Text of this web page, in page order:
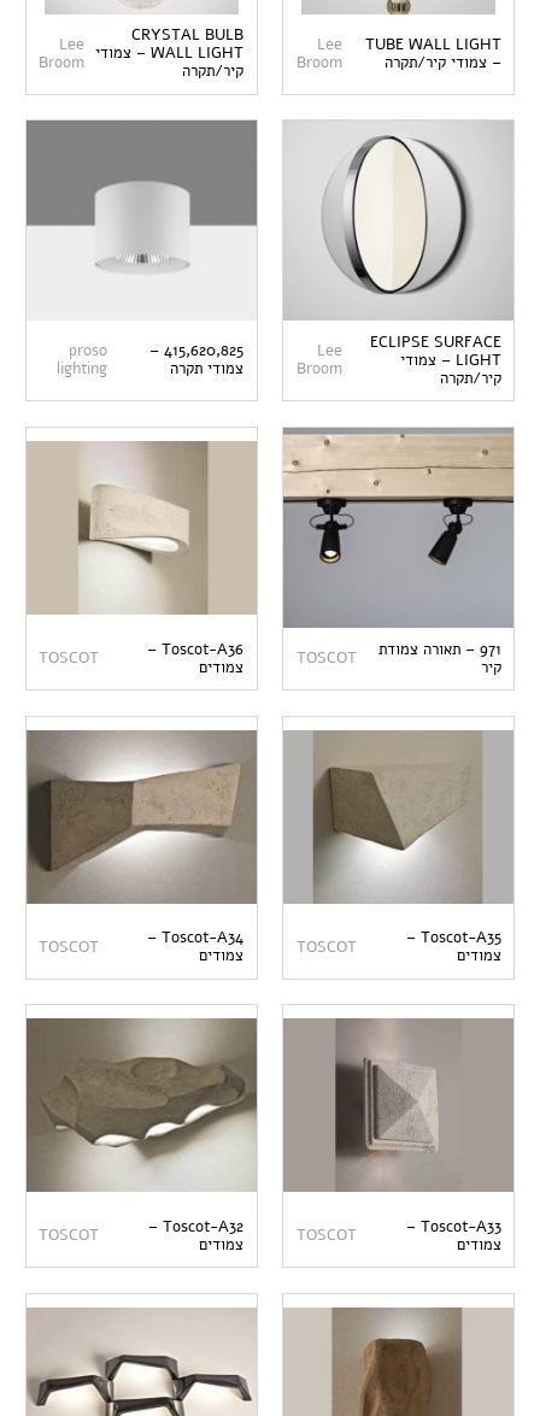
TUBE WALL LIGHT
– צמודי קיר/תקרה
Lee
Broom
CRYSTAL BULB
WALL LIGHT – צמודי
קיר/תקרה
Lee
Broom
ECLIPSE SURFACE
LIGHT – צמודי
קיר/תקרה
Lee
Broom
415,620,825 –
צמודי תקרה
proso
lighting
971 – תאורה צמודת
קיר
TOSCOT
Toscot-A36 –
צמודים
TOSCOT
Toscot-A35 –
צמודים
TOSCOT
Toscot-A34 –
צמודים
TOSCOT
Toscot-A33 –
צמודים
TOSCOT
Toscot-A32 –
צמודים
TOSCOT